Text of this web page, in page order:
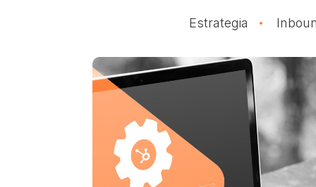
Estrategia